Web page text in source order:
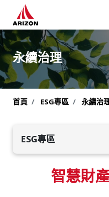
永續治理
首頁 ESG專區 永續治
ESG專區
員工與社會智慧財